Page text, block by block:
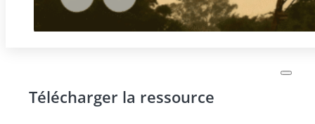
Télécharger la ressource